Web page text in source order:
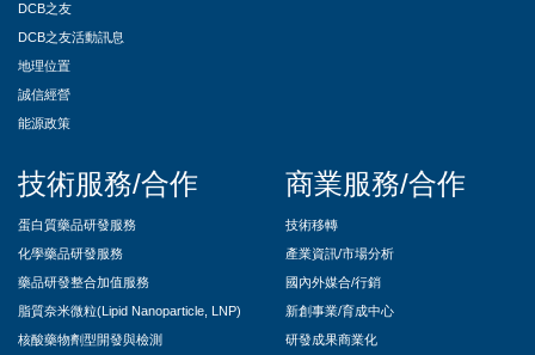
DCB之友
DCB之友活動訊息
地理位置
誠信經營
能源政策
技術服務/合作
蛋白質藥品研發服務
化學藥品研發服務
藥品研發整合加值服務
脂質奈米微粒(Lipid Nanoparticle, LNP)
核酸藥物劑型開發與檢測
商業服務/合作
技術移轉
產業資訊/市場分析
國內外媒合/行銷
新創事業/育成中心
研發成果商業化